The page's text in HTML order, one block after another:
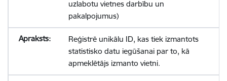
uzlabotu vietnes darbību un
pakalpojumus)
Reģistrē unikālu ID, kas tiek izmantots
statistisko datu iegūšanai par to, kā
apmeklētājs izmanto vietni.